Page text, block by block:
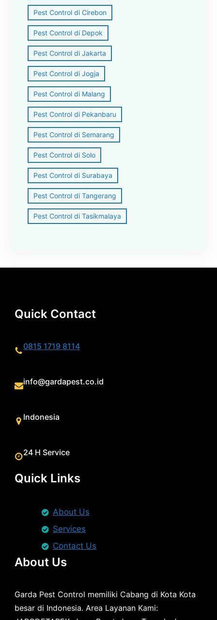
Pest Control di Cirebon
Pest Control di Depok
Pest Control di Jakarta
Pest Control di Jogja
Pest Control di Malang
Pest Control di Pekanbaru
Pest Control di Semarang
Pest Control di Solo
Pest Control di Surabaya
Pest Control di Tangerang
Pest Control di Tasikmalaya
Quick Contact
0815 1719 8114
info@gardapest.co.id
Indonesia
24 H Service
Quick Links
About Us
Services
Contact Us
About Us
Garda Pest Control memiliki Cabang di Kota Kota
besar di Indonesia. Area Layanan Kami: